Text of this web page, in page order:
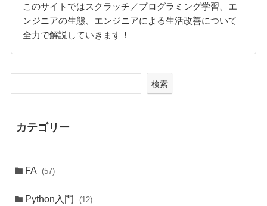
このサイトではスクラッチ／プログラミング学習、エ
ンジニアの生態、エンジニアによる生活改善について
全力で解説していきます！
検索
カテゴリー
FA (57)
Python入門 (12)